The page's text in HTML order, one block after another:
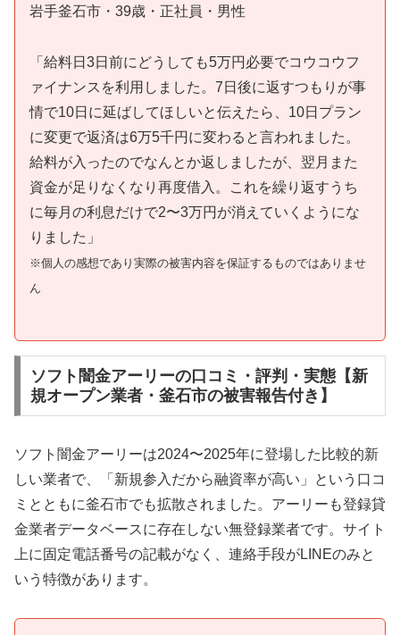
岩手釜石市・39歳・正社員・男性
「給料日3日前にどうしても5万円必要でコウコウフ
ァイナンスを利用しました。7日後に返すつもりが事
情で10日に延ばしてほしいと伝えたら、10日プラン
に変更で返済は6万5千円に変わると言われました。
給料が入ったのでなんとか返しましたが、翌月また
資金が足りなくなり再度借入。これを繰り返すうち
に毎月の利息だけで2〜3万円が消えていくようにな
りました」
※個人の感想であり実際の被害内容を保証するものではありませ
ん
ソフト闇金アーリーの口コミ・評判・実態【新
規オープン業者・釜石市の被害報告付き】
ソフト闇金アーリーは2024〜2025年に登場した比較的新
しい業者で、「新規参入だから融資率が高い」という口コ
ミとともに釜石市でも拡散されました。アーリーも登録貸
金業者データベースに存在しない無登録業者です。サイト
上に固定電話番号の記載がなく、連絡手段がLINEのみと
いう特徴があります。